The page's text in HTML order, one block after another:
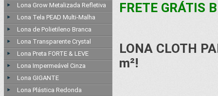
Lona Grow Metalizada Refletiva
Lona Tela PEAD Multi-Malha
Lona de Polietileno Branca
Lona Transparente Crystal
Lona Preta FORTE & LEVE
Lona Impermeável Cinza
Lona GIGANTE
Lona Plástica Redonda
FRETE GRÁTIS
LONA CLOTH
m²!